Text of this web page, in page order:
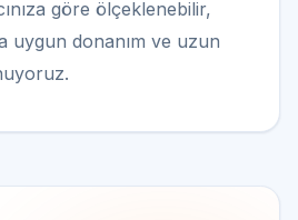
göre ölçeklenebilir,
uygun donanım ve uzun